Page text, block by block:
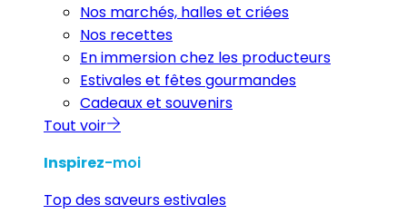
Nos marchés, halles et criées
Nos recettes
En immersion chez les producteurs
Estivales et fêtes gourmandes
Cadeaux et souvenirs
Tout voir
Inspirez-moi
Top des saveurs estivales